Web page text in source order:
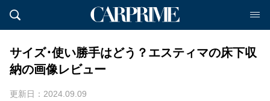
サイズ･使い勝手はどう？エスティマの床下収
納の画像レビュー
更新日：2024.09.09